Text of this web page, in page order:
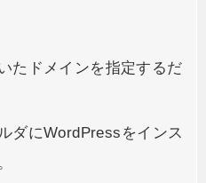
たドメインを指定するだ
ダにWordPressをインス